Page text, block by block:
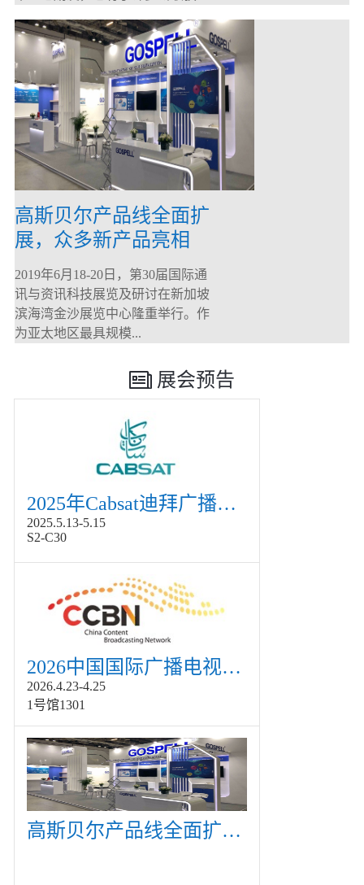
高斯贝尔产品线全面扩
展，众多新产品亮相
CommunicAsia 2019
2019年6月18-20日，第30届国际通
讯与资讯科技展览及研讨在新加坡
滨海湾金沙展览中心隆重举行。作
为亚太地区最具规模...
展会预告
2025年Cabsat迪拜广播电视展
2025.5.13-5.15
S2-C30
2026中国国际广播电视信息网络展览会展
2026.4.23-4.25
1号馆1301
高斯贝尔产品线全面扩展，众多新产品亮相CommunicAsia 2019